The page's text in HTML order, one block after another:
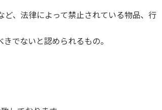
、法律によって禁止されている物品、行
でないと認められるもの。